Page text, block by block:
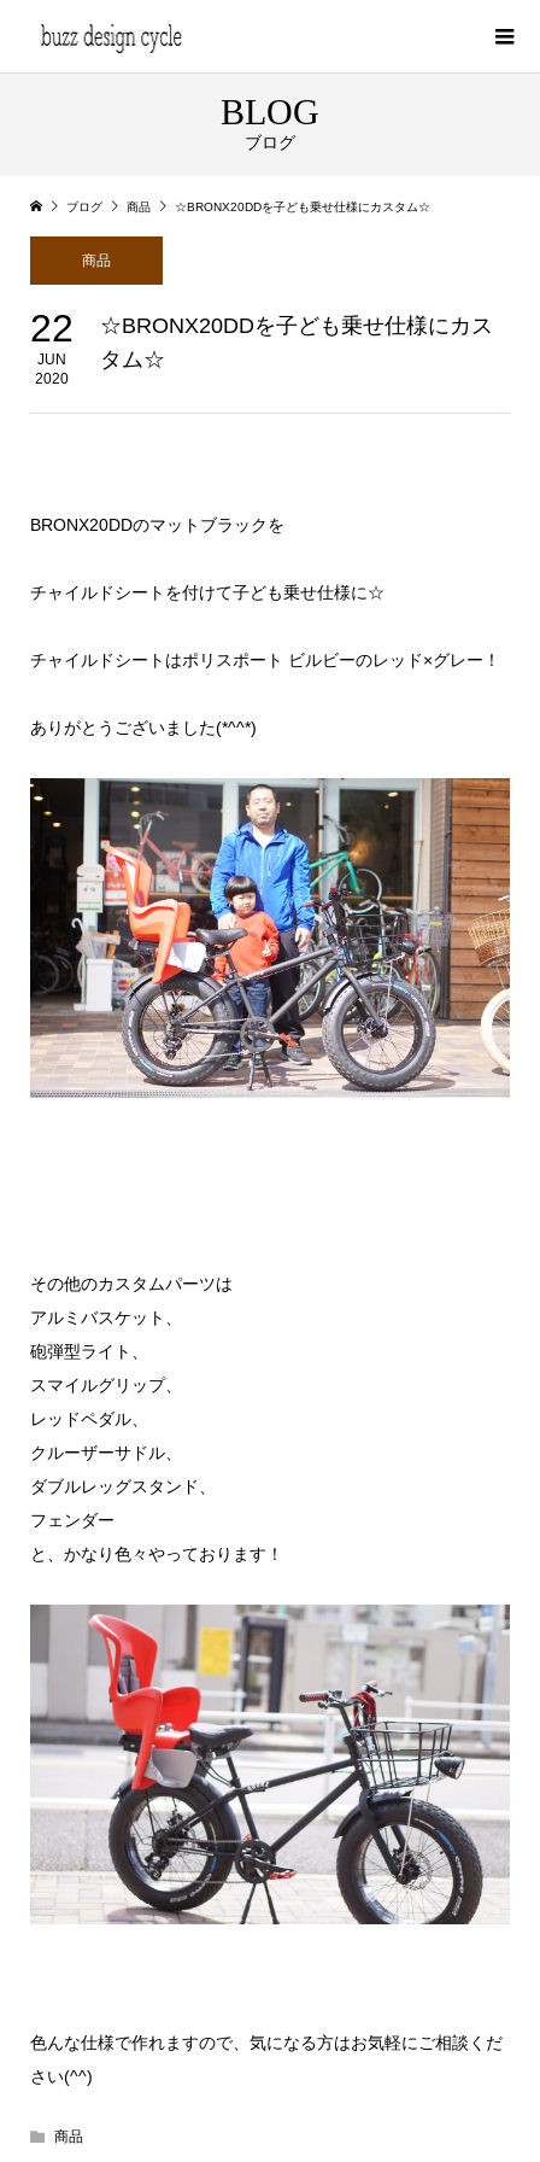
BLOG
ブログ
ブログ 商品 ☆BRONX20DDを子ども乗せ仕様にカスタム☆
商品
22
JUN
2020
☆BRONX20DDを子ども乗せ仕様にカス
タム☆
BRONX20DDのマットブラックを
チャイルドシートを付けて子ども乗せ仕様に☆
チャイルドシートはポリスポート ビルビーのレッド×グレー！
ありがとうございました(*^^*)
その他のカスタムパーツは
アルミバスケット、
砲弾型ライト、
スマイルグリップ、
レッドペダル、
クルーザーサドル、
ダブルレッグスタンド、
フェンダー
と、かなり色々やっております！
色んな仕様で作れますので、気になる方はお気軽にご相談くだ
さい(^^)
商品